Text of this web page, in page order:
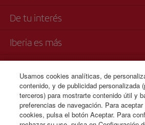
De tu interés
Iberia es más
Venta telefónica
+353 01 436 0807
Lunes a domingo 00:00 - 24:00 horas (
Usamos cookies analíticas, de
contenido, y de publicidad personalizada
terceros) para mostrarte contenido útil y
preferencias de navegación. Para
cookies, pulsa el botón Aceptar. Para